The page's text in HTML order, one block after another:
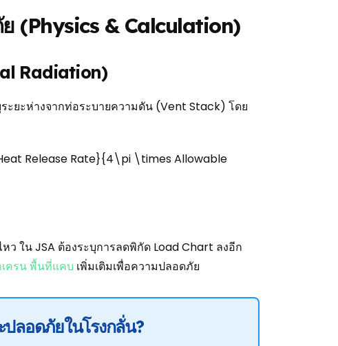
(Physics & Calculation)
Radiation)
ยะห่างจากท่อระบายความดัน (Vent Stack) โดย
Release Rate}{4\pi \times Allowable
ว ใน JSA ต้องระบุการลดพิกัด Load Chart ลงอีก
เครน พื้นที่แคบ เพิ่มเติมเพื่อความปลอดภัย
ลอดภัยในโรงกลั่น?